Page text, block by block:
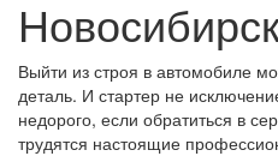
Выйти из строя в автомобиле
деталь. И стартер не
недорого, если обратиться в
трудятся настоящие